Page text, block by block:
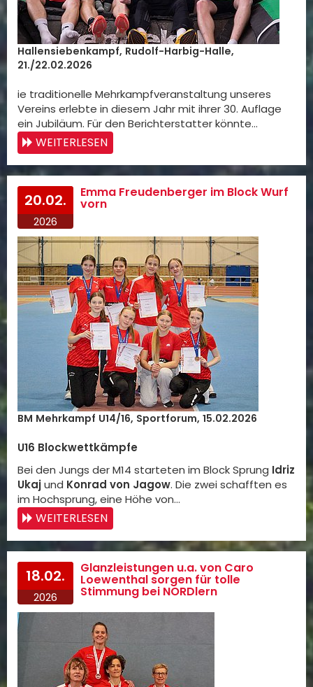
Hallensiebenkampf, Rudolf-Harbig-Halle,
21./22.02.2026
ie traditionelle Mehrkampfveranstaltung unseres
Vereins erlebte in diesem Jahr mit ihrer 30. Auflage
ein Jubiläum. Für den Berichterstatter könnte…
WEITERLESEN
20.02.
2026
Emma Freudenberger im Block Wurf
vorn
BM Mehrkampf U14/16, Sportforum, 15.02.2026
U16 Blockwettkämpfe
Bei den Jungs der M14 starteten im Block Sprung Idriz
Ukajund Konrad von Jagow. Die zwei schafften es
im Hochsprung, eine Höhe von…
WEITERLESEN
18.02.
2026
Glanzleistungen u.a. von Caro
Loewenthal sorgen für tolle
Stimmung bei NORDlern